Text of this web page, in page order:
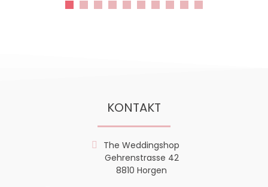
KONTAKT
The Weddingshop
Gehrenstrasse 42
8810 Horgen